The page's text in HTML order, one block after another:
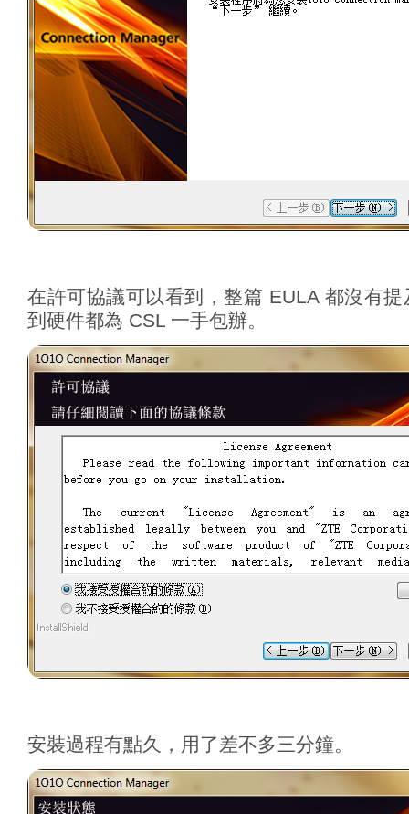
在許可協議可以看到，整篇 EULA 都沒有
到硬件都為 CSL 一手包辦。
安裝過程有點久，用了差不多三分鐘。